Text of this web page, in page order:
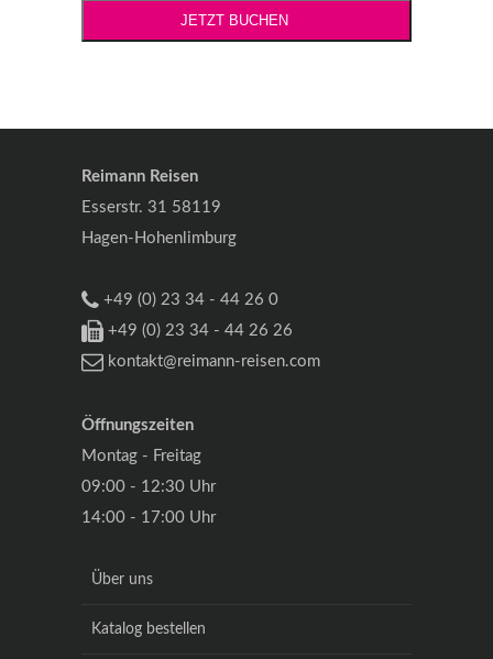
JETZT BUCHEN
Reimann Reisen
Esserstr. 31 58119
Hagen-Hohenlimburg
+49 (0) 23 34 - 44 26 0
+49 (0) 23 34 - 44 26 26
kontakt@reimann-reisen.com
Öffnungszeiten
Montag - Freitag
09:00 - 12:30 Uhr
14:00 - 17:00 Uhr
Über uns
Katalog bestellen